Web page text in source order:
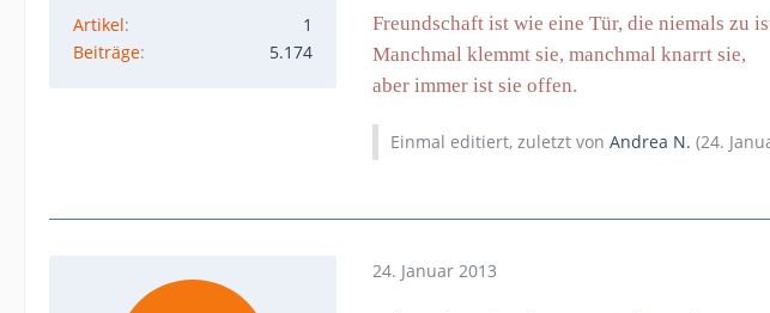
Artikel
1
Beiträge
5.174
Freundschaft ist wie eine Tür, die niemals zu
Manchmal klemmt sie, manchmal knarrt sie,
aber immer ist sie offen.
Einmal editiert, zuletzt von Andrea N. (24.
24. Januar 2013